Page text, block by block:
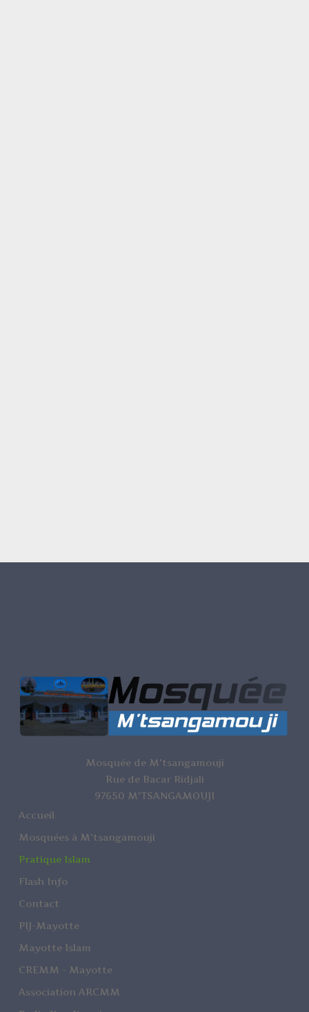
Mosquée de M'tsangamouji
Rue de Bacar Ridjali
97650 M'TSANGAMOUJI
Accueil
Mosquées à M'tsangamouji
Pratique Islam
Flash Info
Contact
PIJ-Mayotte
Mayotte Islam
CREMM - Mayotte
Association ARCMM